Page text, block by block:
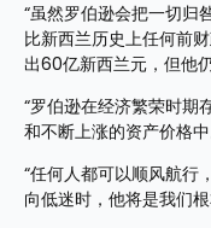
“虽然罗伯逊会把一切归
比新西兰历史上任何前
出60亿新西兰元，但他
“罗伯逊在经济繁荣时期
和不断上涨的资产价格中
“任何人都可以顺风航行
向低迷时，他将是我们